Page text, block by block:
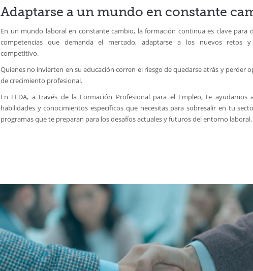
Adaptarse a un mundo en constante
En un mundo laboral en constante cambio, la formación continua es clave para
competencias que demanda el mercado, adaptarse a los nuevos retos y
competitivo.
Quienes no invierten en su educación corren el riesgo de quedarse atrás y perder
de crecimiento profesional.
En FEDA, a través de la Formación Profesional para el Empleo, te ayudamos
habilidades y conocimientos específicos que necesitas para sobresalir en tu
programas que te preparan para los desafíos actuales y futuros del entorno laboral.